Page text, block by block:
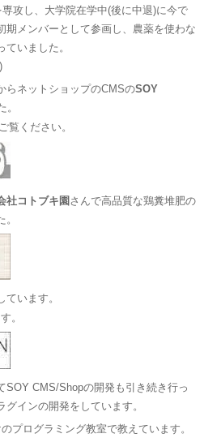
攻し、大学院在学中(後に中退)に今で
期メンバーとして参画し、農薬を使わな
いました。
らネットショップのCMSのSOY
。
覧ください。
社コトブキ園 さんで高品質な鶏糞堆肥の
ています。
。
SOY CMS/Shopの開発も引き続き行っ
インの開発をしています。
プログラミング教室で教えています。